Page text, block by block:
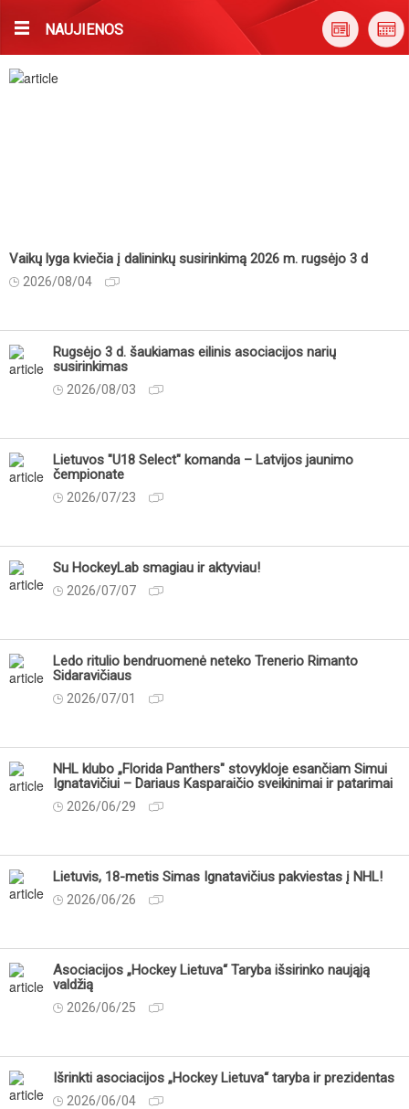
NAUJIENOS
Vaikų lyga kviečia į dalininkų susirinkimą 2026 m. rugsėjo 3 d
2026/08/04
Rugsėjo 3 d. šaukiamas eilinis asociacijos narių
susirinkimas
2026/08/03
Lietuvos "U18 Select" komanda – Latvijos jaunimo
čempionate
2026/07/23
Su HockeyLab smagiau ir aktyviau!
2026/07/07
Ledo ritulio bendruomenė neteko Trenerio Rimanto
Sidaravičiaus
2026/07/01
NHL klubo „Florida Panthers" stovykloje esančiam Simui
Ignatavičiui – Dariaus Kasparaičio sveikinimai ir patarimai
2026/06/29
Lietuvis, 18-metis Simas Ignatavičius pakviestas į NHL!
2026/06/26
Asociacijos „Hockey Lietuva“ Taryba išsirinko naująją
valdžią
2026/06/25
Išrinkti asociacijos „Hockey Lietuva“ taryba ir prezidentas
2026/06/04